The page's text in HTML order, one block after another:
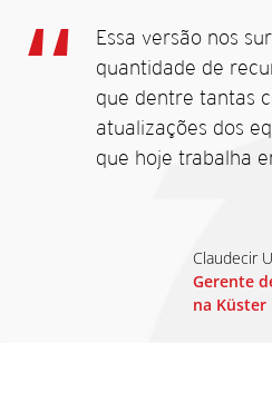
Essa versão nos
quantidade de
que dentre tantas
atualizações dos
que hoje trabalha
Claudecir
Gerente
na Küster